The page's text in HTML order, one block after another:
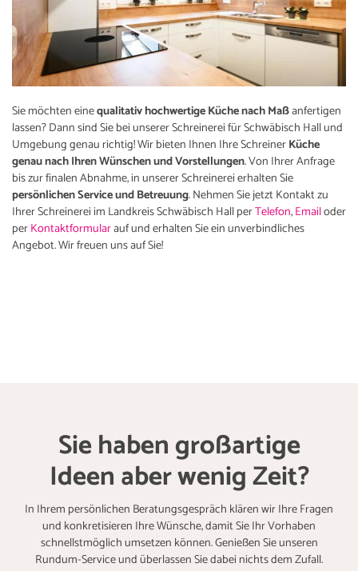
Sie möchten einequalitativ hochwertige Küche nach Maßanfertigen
lassen? Dann sind Sie bei unserer Schreinerei für Schwäbisch Hall und
Umgebung genau richtig! Wir bieten Ihnen Ihre SchreinerKüche
genau nach Ihren Wünschen und Vorstellungen. Von Ihrer Anfrage
bis zur finalen Abnahme, in unserer Schreinerei erhalten Sie
persönlichen Service und Betreuung. Nehmen Sie jetzt Kontakt zu
Ihrer Schreinerei im Landkreis Schwäbisch Hall perTelefon,Emailoder
perKontaktformularauf und erhalten Sie ein unverbindliches
Angebot. Wir freuen uns auf Sie!
Sie haben großartige
Ideen aber wenig Zeit?
In Ihrem persönlichen Beratungsgespräch klären wir Ihre Fragen
und konkretisieren Ihre Wünsche, damit Sie Ihr Vorhaben
schnellstmöglich umsetzen können. Genießen Sie unseren
Rundum-Service und überlassen Sie dabei nichts dem Zufall.